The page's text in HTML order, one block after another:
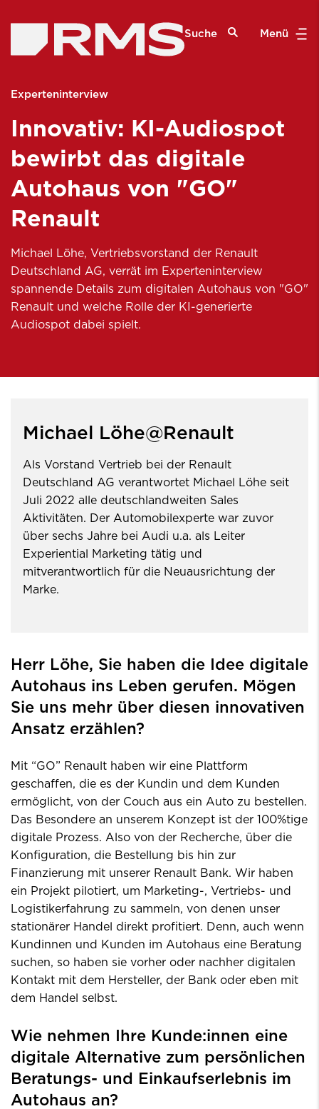
Suche Menü
Experteninterview
Innovativ: KI-Audiospot
bewirbt das digitale
Autohaus von "GO"
Renault
Michael Löhe, Vertriebsvorstand der Renault
Deutschland AG, verrät im Experteninterview
spannende Details zum digitalen Autohaus von "GO"
Renault und welche Rolle der KI-generierte
Audiospot dabei spielt.
Michael Löhe@Renault
Als Vorstand Vertrieb bei der Renault
Deutschland AG verantwortet Michael Löhe seit
Juli 2022 alle deutschlandweiten Sales
Aktivitäten. Der Automobilexperte war zuvor
über sechs Jahre bei Audi u.a. als Leiter
Experiential Marketing tätig und
mitverantwortlich für die Neuausrichtung der
Marke.
Herr Löhe, Sie haben die Idee digitale
Autohaus ins Leben gerufen. Mögen
Sie uns mehr über diesen innovativen
Ansatz erzählen?
Mit “GO” Renault haben wir eine Plattform
geschaffen, die es der Kundin und dem Kunden
ermöglicht, von der Couch aus ein Auto zu bestellen.
Das Besondere an unserem Konzept ist der 100%tige
digitale Prozess. Also von der Recherche, über die
Konfiguration, die Bestellung bis hin zur
Finanzierung mit unserer Renault Bank. Wir haben
ein Projekt pilotiert, um Marketing-, Vertriebs- und
Logistikerfahrung zu sammeln, von denen unser
stationärer Handel direkt profitiert. Denn, auch wenn
Kundinnen und Kunden im Autohaus eine Beratung
suchen, so haben sie vorher oder nachher digitalen
Kontakt mit dem Hersteller, der Bank oder eben mit
dem Handel selbst.
Wie nehmen Ihre Kunde:innen eine
digitale Alternative zum persönlichen
Beratungs- und Einkaufserlebnis im
Autohaus an?